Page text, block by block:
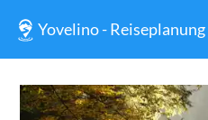
Yovelino -